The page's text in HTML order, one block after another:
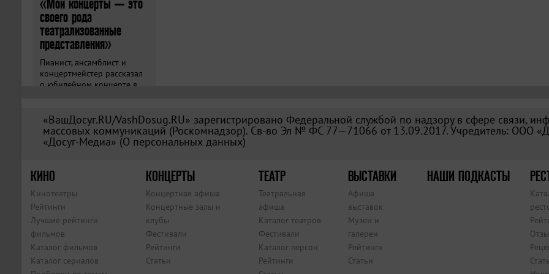
«Мои концерты — это
своего рода
театрализованные
представления»
Пианист, ансамблист и
концертмейстер рассказал
о юбилейном концерте в
«ВашДосуг.RU/VashDosug.RU» зарегистрировано Федеральной службой по надзору в сфере связи,
массовых коммуникаций (Роскомнадзор). Св-во Эл № ФС 77—71066 от 13.09.2017. Учредитель: ООО
«Досуг-Медиа» (О персональных данных)
КИНО
Кинотеатры
Рейтинги
Лучшие рейтинги
фильмов
Каталог фильмов
Каталог сериалов
КОНЦЕРТЫ
Концертная афиша
Концертные залы и
клубы
Фестивали
Рейтинги
Статьи
ТЕАТР
Театральная
афиша
Каталог театров
Фестивали
Каталог персон
Рейтинги
ВЫСТАВКИ
Афиша
выставок
Музеи и
галереи
Рейтинги
Статьи
НАШИ ПОДКАСТЫ